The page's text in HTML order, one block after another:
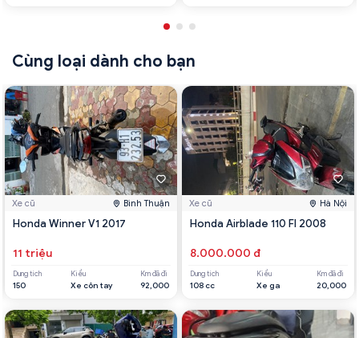
Cùng loại dành cho bạn
Xe cũ Bình Thuận
Honda Winner V1 2017
11 triệu
Dung tích
150
Kiểu
Xe côn tay
Km đã đi
92,000
Xe cũ Hà Nội
Honda Airblade 110 FI 2008
8.000.000 đ
Dung tích
108 cc
Kiểu
Xe ga
Km đã đi
20,000